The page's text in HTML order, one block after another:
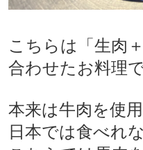
こちらは「生肉
合わせたお料理で
本来は牛肉を使
日本では食べれな